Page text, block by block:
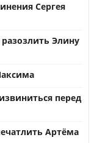
Сергея
Элину
перед
Артёма